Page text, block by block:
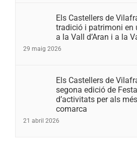
Els Castellers de
tradició i patrimoni en
a la Vall d’Aran i a la
29 maig 2026
Els Castellers de
segona edició de
d’activitats per als
comarca
21 abril 2026